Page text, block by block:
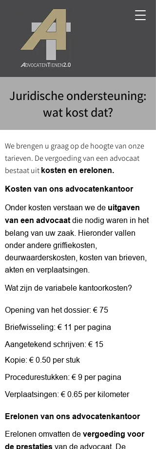
Juridische ondersteuning:
wat kost dat?
We brengen u graag op de hoogte van onze
tarieven. De vergoeding van een advocaat
bestaat uit kosten en erelonen.
Kosten van ons advocatenkantoor
Onder kosten verstaan we de uitgaven
van een advocaat die nodig waren in het
belang van uw zaak. Hieronder vallen
onder andere griffiekosten,
deurwaarderskosten, kosten van brieven,
akten en verplaatsingen.
Wat zijn de variabele kantoorkosten?
Opening van het dossier: € 75
Briefwisseling: € 11 per pagina
Aangetekend schrijven: € 15
Kopie: € 0.50 per stuk
Procedurestukken: € 9 per pagina
Verplaatsingen: € 0.65 per kilometer
Erelonen van ons advocatenkantoor
Erelonen omvatten de vergoeding voor
de prestaties van de advocaat. De